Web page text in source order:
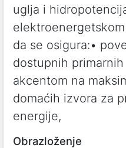
uglja i
da se osigura:•
dostupnih
akcentom na
domaćih izvora za
energije,
Obrazloženje